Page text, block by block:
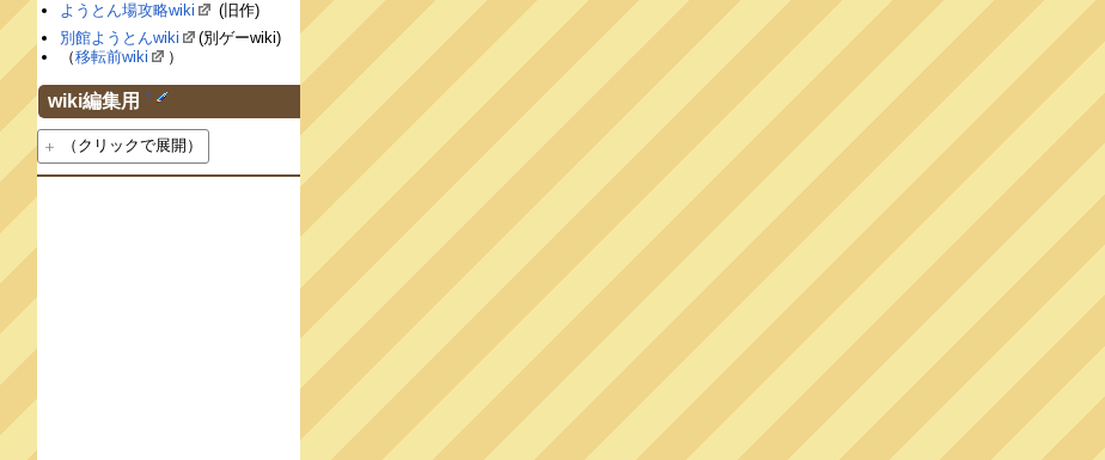
ようとん場攻略wiki
(旧作)
別館ようとんwiki
(別ゲーwiki)
（移転前wiki ）
wiki編集用 †
（クリックで展開）